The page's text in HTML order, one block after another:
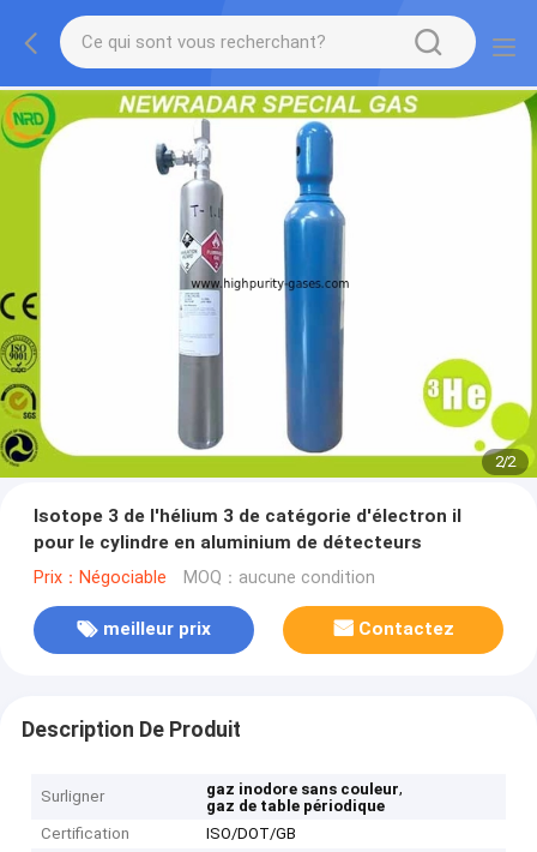
2/2
Isotope 3 de l'hélium 3 de catégorie d'électron il
pour le cylindre en aluminium de détecteurs
Prix：Négociable MOQ：aucune condition
meilleur prix Contactez
Description De Produit
Surligner gaz inodore sans couleur,
gaz de table périodique
Certification
ISO/DOT/GB